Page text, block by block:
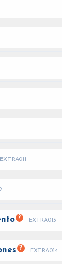
EXTRA011
? EXTRA013
? EXTRA014